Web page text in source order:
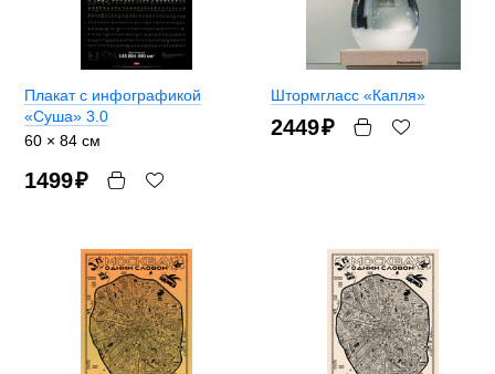
Плакат с инфографикой
«Суша» 3.0
60 × 84 см
1499₽
Штормгласс «Капля»
2449₽